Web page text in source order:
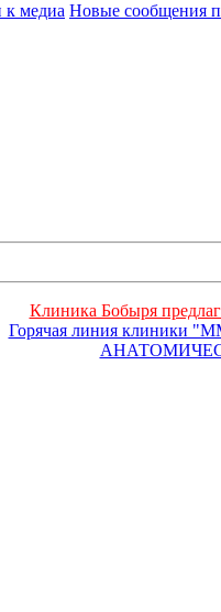
медиа Новые сообщения
Клиника Бобыря
Горячая линия клиники